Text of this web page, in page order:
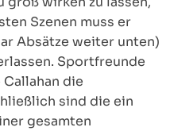
Szenen muss er
Absätze weiter unten)
Sportfreunde
die
sind die ein
gesamten